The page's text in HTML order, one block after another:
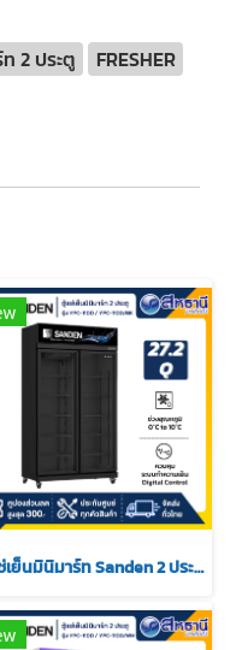
2 ประตู
FRESHER
ตู้แช่เย็นมินิมาร์ท Sanden 2 ประตู รุ่น YPC-1100 / YPC-1100/BK ขนาด 27.2Q สีดำ